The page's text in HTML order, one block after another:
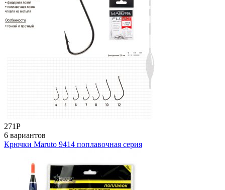
271Р
6 вариантов
Крючки Maruto 9414 поплавочная серия